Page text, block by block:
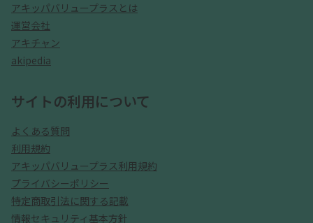
アキッパバリュープラスとは
運営会社
アキチャン
akipedia
サイトの利用について
よくある質問
利用規約
アキッパバリュープラス利用規約
プライバシーポリシー
特定商取引法に関する記載
情報セキュリティ基本方針